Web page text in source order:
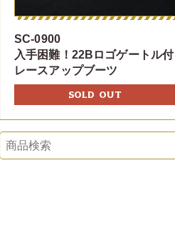
SC-0900
入手困難！22Bロゴゲートル付
レースアップブーツ
SOLD OUT